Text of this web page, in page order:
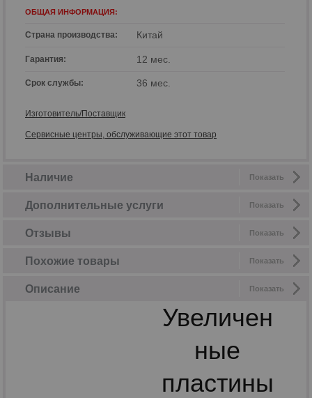
ОБЩАЯ ИНФОРМАЦИЯ:
Страна производства: Китай
Гарантия: 12 мес.
Срок службы: 36 мес.
Изготовитель/Поставщик
Сервисные центры, обслуживающие этот товар
Показать
Наличие
Показать
Дополнительные услуги
Показать
Отзывы
Показать
Похожие товары
Показать
Описание
Увеличен
ные
пластины